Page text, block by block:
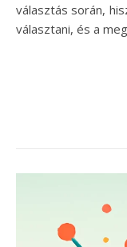
választás során,
választani, és a